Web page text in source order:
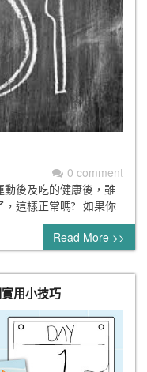
0 comment
動後及吃的健康後，雖
，這樣正常嗎? 如果你
Read More >>
用小技巧